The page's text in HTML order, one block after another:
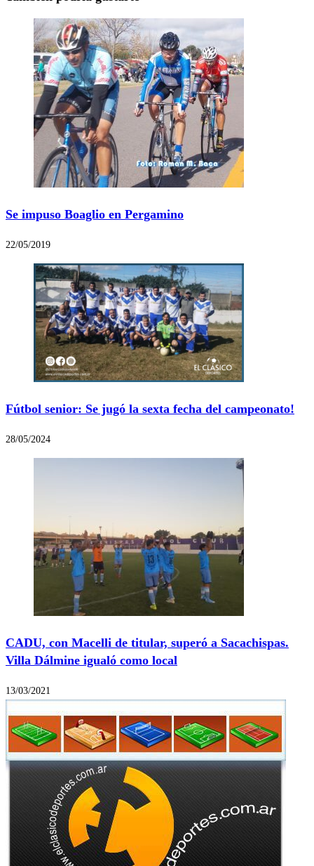
Se impuso Boaglio en Pergamino
22/05/2019
Fútbol senior: Se jugó la sexta fecha del campeonato!
28/05/2024
CADU, con Macelli de titular, superó a Sacachispas.
Villa Dálmine igualó como local
13/03/2021